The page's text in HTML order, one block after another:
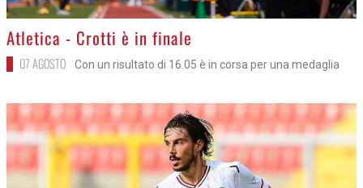
>
Atletica - Crotti è in finale
07 AGOSTO Con un risultato di 16.05 è in corsa per una medaglia